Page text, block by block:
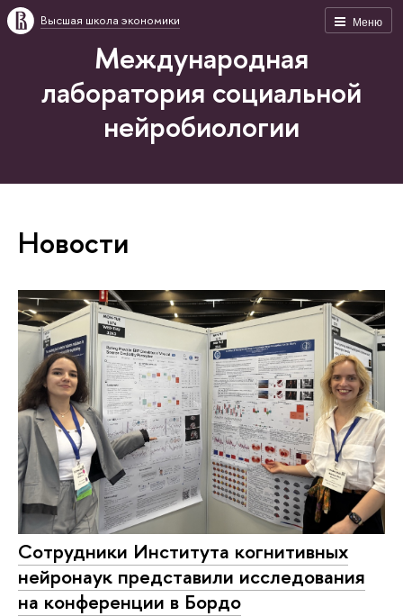
Меню
Высшая школа экономики
Международная
лаборатория социальной
нейробиологии
Новости
Сотрудники Института когнитивных
нейронаук представили исследования
на конференции в Бордо